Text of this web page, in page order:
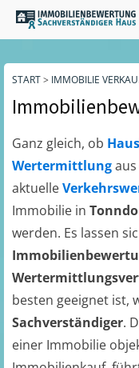
START> IMMOBILIE
Ganz gleich, ob
Wertermittlung
aktuelle
Immobilie in
werden. Es lassen
besten geeignet ist,
Sachverständiger.
einer Immobilie